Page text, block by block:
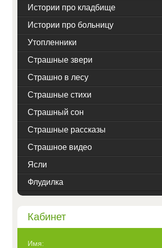
Истории про кладбище
Истории про больницу
Утопленники
Страшные звери
Страшно в лесу
Страшные стихи
Страшный сон
Страшные рассказы
Страшное видео
Ясли
Флудилка
Кабинет
Имя: